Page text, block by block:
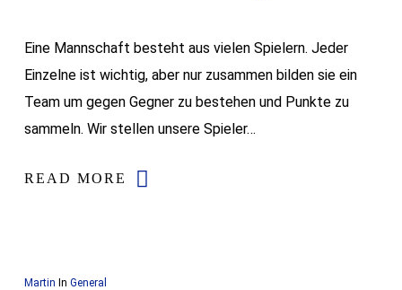
Eine Mannschaft besteht aus vielen Spielern. Jeder
Einzelne ist wichtig, aber nur zusammen bilden sie ein
Team um gegen Gegner zu bestehen und Punkte zu
sammeln. Wir stellen unsere Spieler…
READ MORE
Martin In General